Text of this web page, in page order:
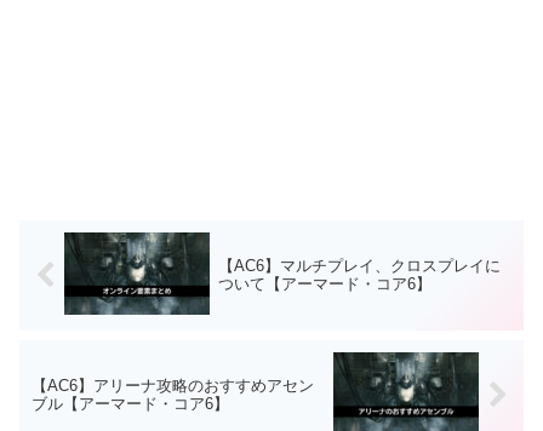
【AC6】マルチプレイ、クロスプレイに
ついて【アーマード・コア6】
【AC6】アリーナ攻略のおすすめアセン
ブル【アーマード・コア6】